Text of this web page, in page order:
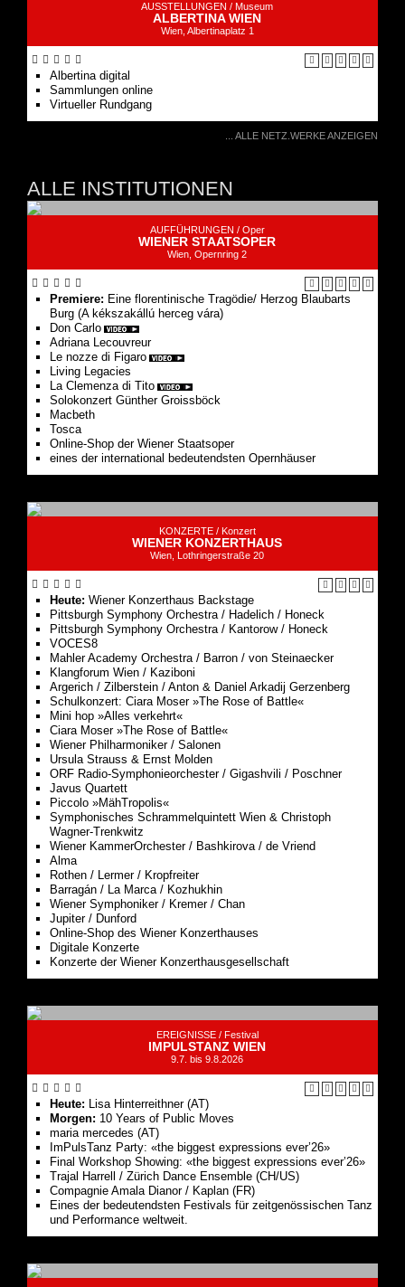
Virtueller Rundgang
WIENER STAATSOPER
Wien, Opernring 2
Eine floren­tinische Tragödie/ Herzog Blaubarts
Burg (A kékszakállú herceg vára)
Don Carlo
Adriana Lecouvreur
Le nozze di Figaro
Living Legacies
La Clemenza di Tito
Solo­konzert Günther Groissböck
Macbeth
Tosca
Online-Shop der Wiener Staatsoper
eines der international bedeutendsten Opernhäuser
KONZERTE /Konzert
Wiener Konzerthaus Backstage
Pittsburgh Symphony Orchestra / Hadelich / Honeck
Pittsburgh Symphony Orchestra / Kantorow / Honeck
VOCES8
Mahler Academy Orchestra / Barron / von Steinaecker
Klangforum Wien / Kaziboni
Argerich / Zilberstein / Anton & Daniel Arkadij Gerzenberg
Schulkonzert: Ciara Moser »The Rose of Battle«
Mini hop »Alles verkehrt«
Ciara Moser »The Rose of Battle«
Wiener Philharmoniker / Salonen
Ursula Strauss & Ernst Molden
ORF Radio-Symphonieorchester / Gigashvili / Poschner
Javus Quartett
Piccolo »MähTropolis«
Symphonisches Schrammelquintett Wien & Christoph
Wagner-Trenkwitz
Wiener KammerOrchester / Bashkirova / de Vriend
Alma
Rothen / Lermer / Kropfreiter
Barragán / La Marca / Kozhukhin
Wiener Symphoniker / Kremer / Chan
Jupiter / Dunford
Online-Shop des Wiener Konzerthauses
Digitale Konzerte
Konzerte der Wiener Konzerthausgesellschaft
EREIGNISSE /Festival
Lisa Hinterreithner (AT)
10 Years of Public Moves
maria mercedes (AT)
ImPulsTanz Party: «the biggest expressions ever’26»
Final Workshop Showing: «the biggest expressions ever’26»
Trajal Harrell / Zürich Dance Ensemble (CH/US)
Compagnie Amala Dianor / Kaplan (FR)
Eines der bedeutendsten Festivals für zeitgenössischen Tanz
und Performance weltweit.
AUSSTELLUNGEN /Museum